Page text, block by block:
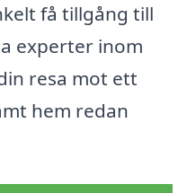
få tillgång till
experter inom
resa mot ett
hem redan